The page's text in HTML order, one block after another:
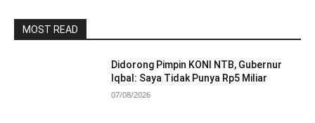
MOST READ
Didorong Pimpin KONI NTB, Gubernur
Iqbal: Saya Tidak Punya Rp5 Miliar
07/08/2026